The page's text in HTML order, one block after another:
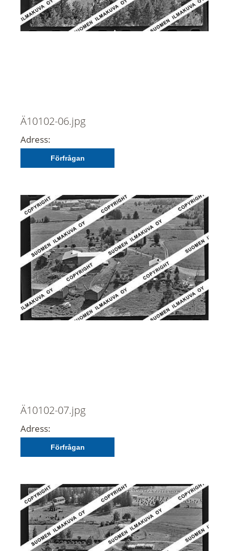
Ä10102-06.jpg
Adress:
Förfrågan
Ä10102-07.jpg
Adress:
Förfrågan